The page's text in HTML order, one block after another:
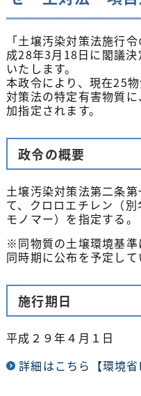
「土壌汚染対策法施行
成28年3月18日に閣議
いたします。
本政令により、現在25
対策法の特定有害物質
加指定されます。
政令の概要
土壌汚染対策法第二条
て、クロロエチレン（
モノマー）を指定する。
※同物質の土壌環境基準
同時期に公布を予定して
施行期日
平成２９年４月１日
詳細はこちら【環境省